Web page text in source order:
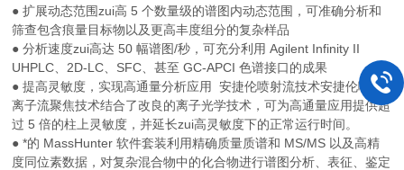
● 扩展动态范围zui高 5 个数量级的谱图内动态范围，可准确分析和
筛查包含痕量目标物以及更高丰度组分的复杂样品
● 分析速度zui高达 50 幅谱图/秒，可充分利用 Agilent Infinity II
UHPLC、2D-LC、SFC、甚至 GC-APCI 色谱接口的成果
● 提高灵敏度，实现高通量分析应用 安捷伦喷射流技术安捷伦喷射
离子流聚焦技术结合了改良的离子光学技术，可为高通量应用提供超
过 5 倍的柱上灵敏度，并延长zui高灵敏度下的正常运行时间。
● *的 MassHunter 软件套装利用精确质量质谱和 MS/MS 以及高精
度同位素数据，对复杂混合物中的化合物进行谱图分析、表征、鉴定